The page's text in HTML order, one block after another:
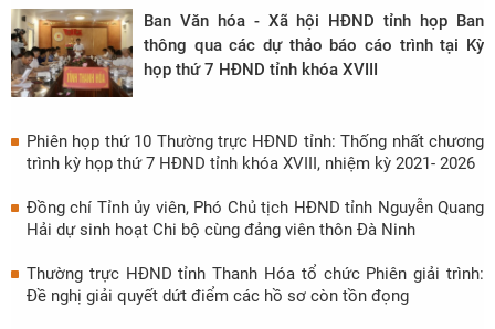
Ban Văn hóa - Xã hội HĐND tỉnh họp Ban
thông qua các dự thảo báo cáo trình tại Kỳ
họp thứ 7 HĐND tỉnh khóa XVIII
Phiên họp thứ 10 Thường trực HĐND tỉnh: Thống nhất chương
trình kỳ họp thứ 7 HĐND tỉnh khóa XVIII, nhiệm kỳ 2021- 2026
Đồng chí Tỉnh ủy viên, Phó Chủ tịch HĐND tỉnh Nguyễn Quang
Hải dự sinh hoạt Chi bộ cùng đảng viên thôn Đà Ninh
Thường trực HĐND tỉnh Thanh Hóa tổ chức Phiên giải trình:
Đề nghị giải quyết dứt điểm các hồ sơ còn tồn đọng